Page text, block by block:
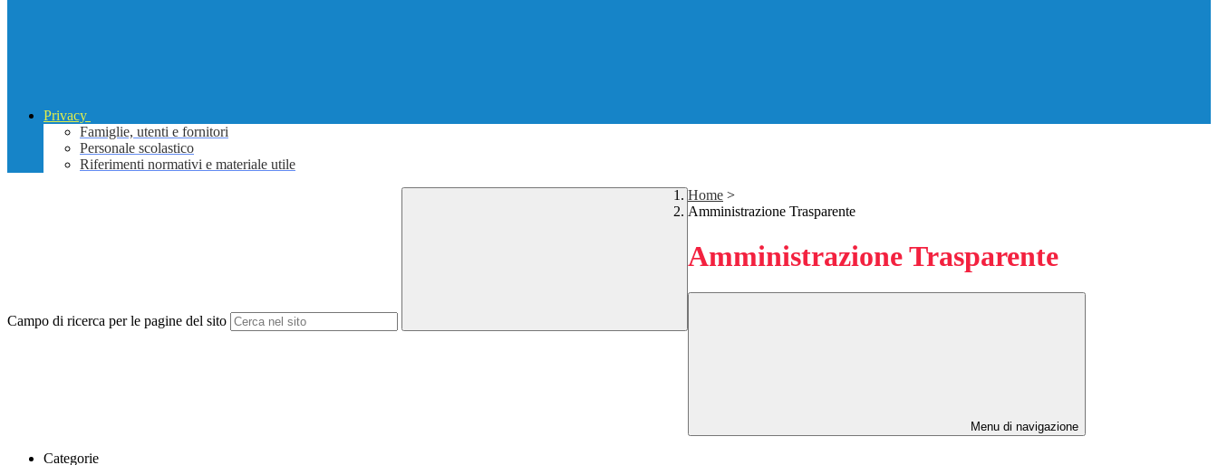
Privacy
Famiglie, utenti e fornitori
Personale scolastico
Riferimenti normativi e materiale utile
Campo di ricerca per le pagine del sito
Home >
Amministrazione Trasparente
Amministrazione Trasparente
Menu di navigazione
Categorie